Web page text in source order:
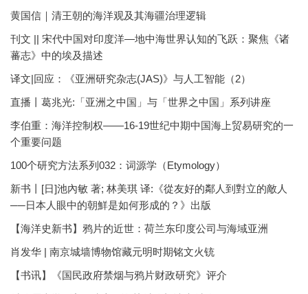
黄国信｜清王朝的海洋观及其海疆治理逻辑
刊文 || 宋代中国对印度洋—地中海世界认知的飞跃：聚焦《诸
蕃志》中的埃及描述
译文|回应：《亚洲研究杂志(JAS)》与人工智能（2）
直播丨葛兆光:「亚洲之中国」与「世界之中国」系列讲座
李伯重：海洋控制权——16-19世纪中期中国海上贸易研究的一
个重要问题
100个研究方法系列032：词源学（Etymology）
新书丨[日]池內敏 著; 林美琪 译:《從友好的鄰人到對立的敵人
──日本人眼中的朝鮮是如何形成的？》出版
【海洋史新书】鸦片的近世：荷兰东印度公司与海域亚洲
肖发华 | 南京城墙博物馆藏元明时期铭文火铳
【书讯】《国民政府禁烟与鸦片财政研究》评介